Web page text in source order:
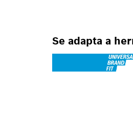
Se adapta a